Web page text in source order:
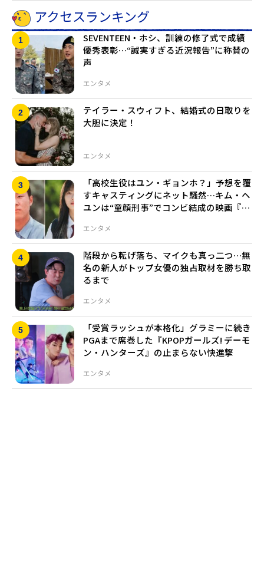
アクセスランキング
エンタメ
SEVENTEEN・ホシ、訓練の修了式で成績
優秀表彰…“誠実すぎる近況報告”に称賛の
声
エンタメ
テイラー・スウィフト、結婚式の日取りを
大胆に決定！
エンタメ
「高校生役はユン・ギョンホ？」予想を覆
すキャスティングにネット騒然…キム・ヘ
ユンは“童顔刑事”でコンビ結成の映画『高
エンタメ
階段から転げ落ち、マイクも真っ二つ…無
名の新人がトップ女優の独占取材を勝ち取
るまで
エンタメ
「受賞ラッシュが本格化」グラミーに続き
PGAまで席巻した『KPOPガールズ! デーモ
ン・ハンターズ』の止まらない快進撃